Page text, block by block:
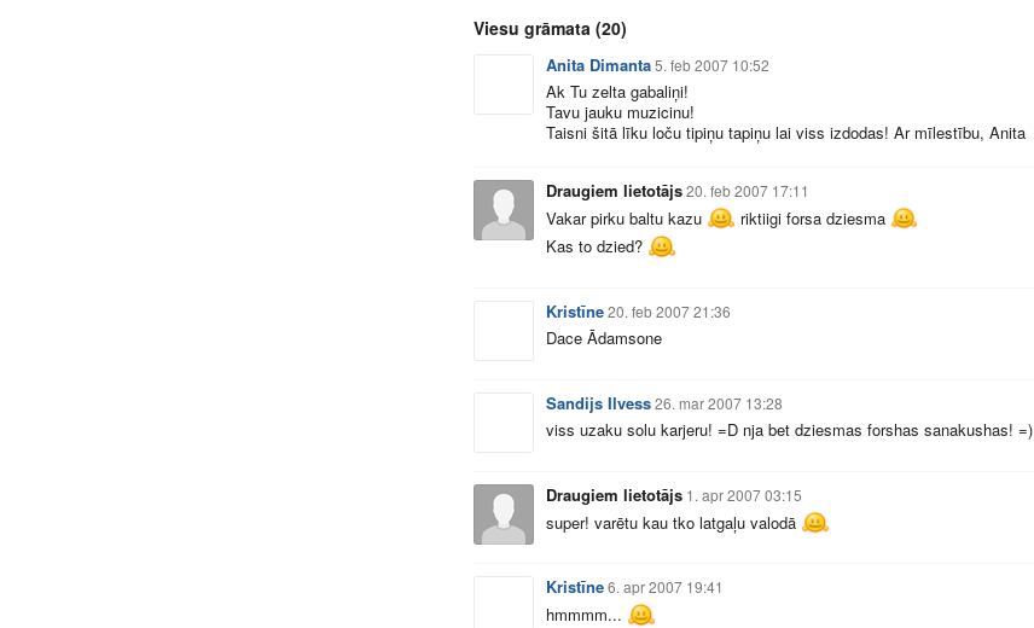
Viesu grāmata (20)
Anita Dimanta5. feb 2007 10:52
Ak Tu zelta gabaliņi!
Tavu jauku muzicinu!
Taisni šitā līku loču tipiņu tapiņu lai viss izdodas! Ar mīlestību, Anita
Draugiem lietotājs20. feb 2007 17:11
Vakar pirku baltu kazu
riktiigi forsa dziesma
Kas to dzied?
Kristīne20. feb 2007 21:36
Dace Ādamsone
Sandijs Ilvess26. mar 2007 13:28
viss uzaku solu karjeru! =D nja bet dziesmas forshas sanakushas! =)
Draugiem lietotājs 1. apr 2007 03:15
super! varētu kau tko latgaļu valodā
Kristīne6. apr 2007 19:41
hmmmm...